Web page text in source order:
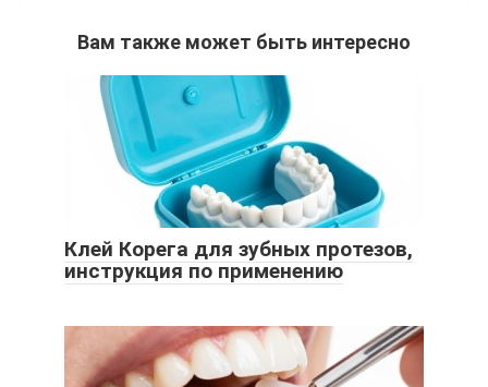
Вам также может быть интересно
Клей Корега для зубных протезов,
инструкция по применению